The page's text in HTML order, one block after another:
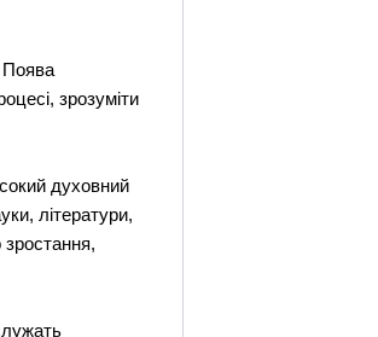
Поява
зрозуміти
духовний
літератури,
зростання,